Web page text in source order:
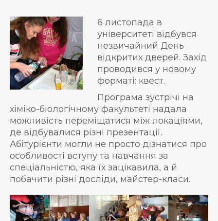
6 листопада в
університеті відбувся
незвичайний День
відкритих дверей. Захід
проводився у новому
форматі: квест.
Програма зустрічі на
хіміко-біологічному факультеті надала
можливість переміщатися між локаціями,
де відбувалися різні презентації.
Абітурієнти могли не просто дізнатися про
особливості вступу та навчання за
спеціальністю, яка їх зацікавила, а й
побачити різні досліди, майстер-класи.